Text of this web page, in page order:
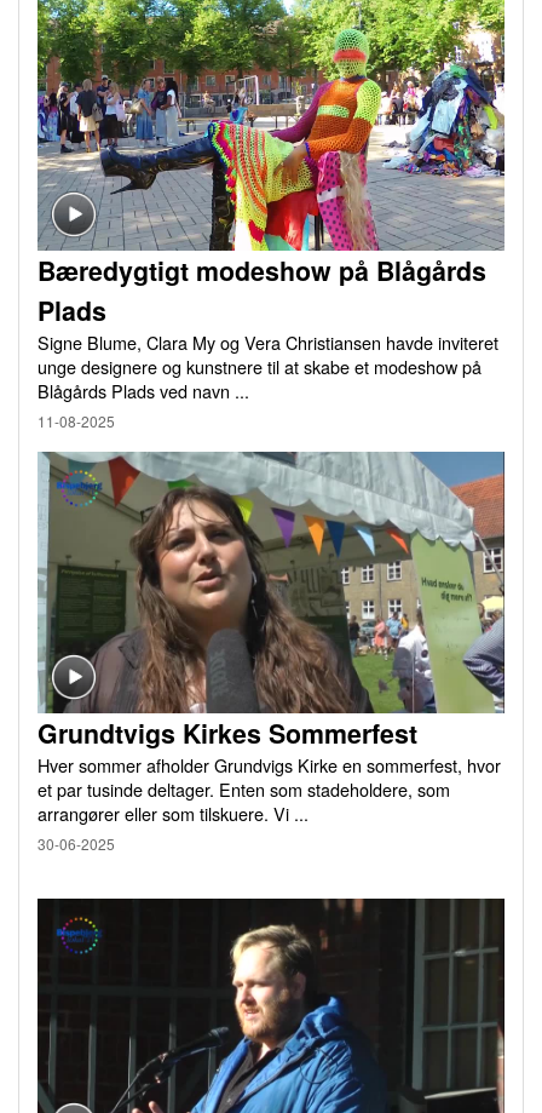
Bæredygtigt modeshow på Blågårds
Plads
Signe Blume, Clara My og Vera Christiansen havde inviteret
unge designere og kunstnere til at skabe et modeshow på
Blågårds Plads ved navn ...
11-08-2025
Grundtvigs Kirkes Sommerfest
Hver sommer afholder Grundvigs Kirke en sommerfest, hvor
et par tusinde deltager. Enten som stadeholdere, som
arrangører eller som tilskuere. Vi ...
30-06-2025